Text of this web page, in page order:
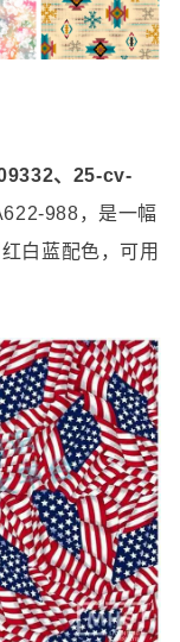
、 25-cv-
988，是一幅
白蓝配色，可用